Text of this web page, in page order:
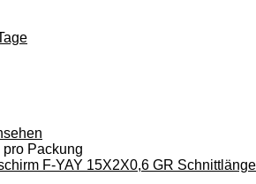
Packung